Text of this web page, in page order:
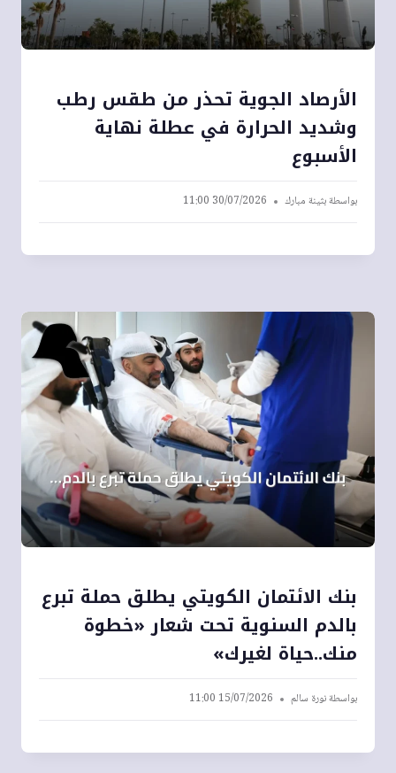
الأرصاد الجوية تحذر من طقس رطب
وشديد الحرارة في عطلة نهاية
الأسبوع
بواسطةبثينة مبارك 30/07/2026 11:00
بنك الائتمان الكويتي يطلق حملة تبرع
بالدم السنوية تحت شعار «خطوة
منك..حياة لغيرك»
بواسطةنورة سالم 15/07/2026 11:00